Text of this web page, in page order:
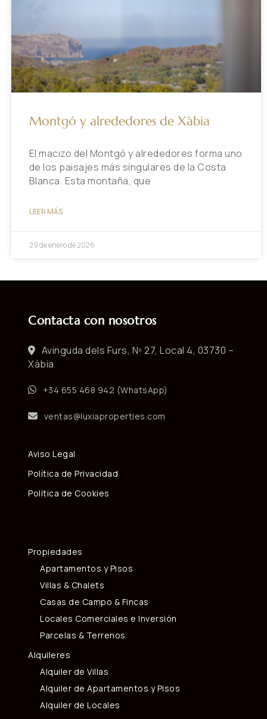
Montgó y alrededores de Xàbia
El macizo del Montgó y alrededores forma uno
de los paisajes más singulares de la Costa
Blanca. Esta montaña, que
LEER MÁS
29 de enero de 2026
Contacta con nosotros
Avinguda dels Furs, Nº 27, Local 4, 03730 –
Xàbia
+34 655 468 942 (WhatsApp)
ventas@luxiaproperties.com
Aviso Legal
Política de Privacidad
Política de Cookies
Propiedades
Apartamentos y Pisos
Villas & Chalets
Casas de Campo & Fincas
Locales Comerciales e Inversión
Parcelas & Terrenos
Alquileres
Alquiler de Villas
Alquiler de Apartamentos y Pisos
Alquiler de Locales